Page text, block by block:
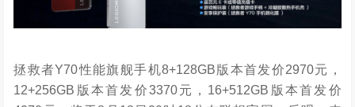
拯救者Y70性能旗舰手机8+128GB版本首发价2970元，
12+256GB版本首发价3370元，16+512GB版本首发价